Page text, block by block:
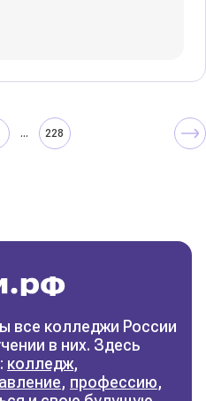
фильтры
... 228
все колледжи России
в них. Здесь
колледж,
, профессию,